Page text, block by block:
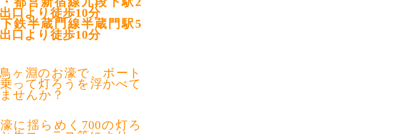
口より徒歩10分
鉄半蔵門線半蔵門駅5
口より徒歩10分
ヶ淵のお濠で、ボート
って灯ろうを浮かべて
せんか？
に揺らめく700の灯ろ